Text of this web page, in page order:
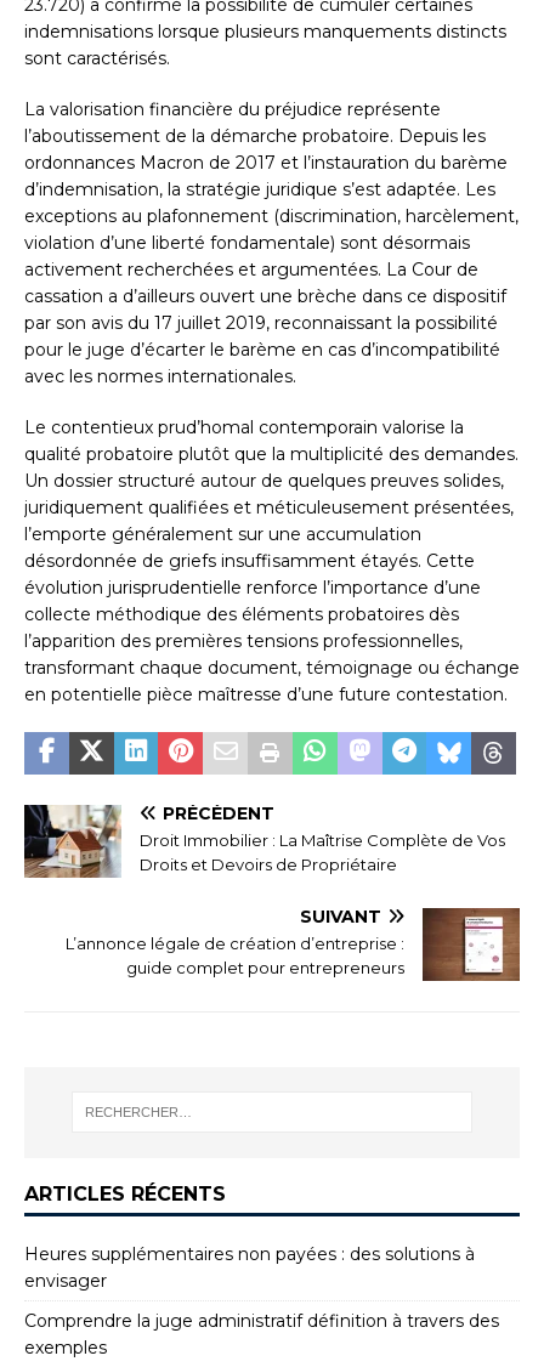
23.720) a confirmé la possibilité de cumuler certaines
indemnisations lorsque plusieurs manquements distincts
sont caractérisés.
La valorisation financière du préjudice représente
l’aboutissement de la démarche probatoire. Depuis les
ordonnances Macron de 2017 et l’instauration du barème
d’indemnisation, la stratégie juridique s’est adaptée. Les
exceptions au plafonnement (discrimination, harcèlement,
violation d’une liberté fondamentale) sont désormais
activement recherchées et argumentées. La Cour de
cassation a d’ailleurs ouvert une brèche dans ce dispositif
par son avis du 17 juillet 2019, reconnaissant la possibilité
pour le juge d’écarter le barème en cas d’incompatibilité
avec les normes internationales.
Le contentieux prud’homal contemporain valorise la
qualité probatoire plutôt que la multiplicité des demandes.
Un dossier structuré autour de quelques preuves solides,
juridiquement qualifiées et méticuleusement présentées,
l’emporte généralement sur une accumulation
désordonnée de griefs insuffisamment étayés. Cette
évolution jurisprudentielle renforce l’importance d’une
collecte méthodique des éléments probatoires dès
l’apparition des premières tensions professionnelles,
transformant chaque document, témoignage ou échange
en potentielle pièce maîtresse d’une future contestation.
PRÉCÉDENT
Droit Immobilier : La Maîtrise Complète de Vos
Droits et Devoirs de Propriétaire
SUIVANT
L’annonce légale de création d’entreprise :
guide complet pour entrepreneurs
ARTICLES RÉCENTS
Heures supplémentaires non payées : des solutions à
envisager
Comprendre la juge administratif définition à travers des
exemples